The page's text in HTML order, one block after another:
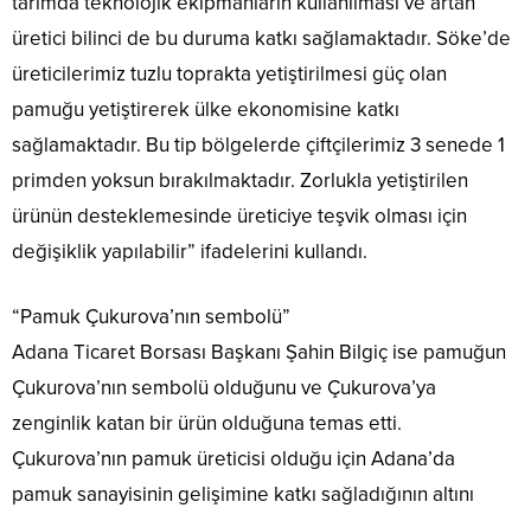
üretici bilinci de bu duruma katkı sağlamaktadır. Söke’de
üreticilerimiz tuzlu toprakta yetiştirilmesi güç olan
pamuğu yetiştirerek ülke ekonomisine katkı
sağlamaktadır. Bu tip bölgelerde çiftçilerimiz 3 senede 1
primden yoksun bırakılmaktadır. Zorlukla yetiştirilen
ürünün desteklemesinde üreticiye teşvik olması için
değişiklik yapılabilir” ifadelerini kullandı.
“Pamuk Çukurova’nın sembolü”
Adana Ticaret Borsası Başkanı Şahin Bilgiç ise pamuğun
Çukurova’nın sembolü olduğunu ve Çukurova’ya
zenginlik katan bir ürün olduğuna temas etti.
Çukurova’nın pamuk üreticisi olduğu için Adana’da
pamuk sanayisinin gelişimine katkı sağladığının altını